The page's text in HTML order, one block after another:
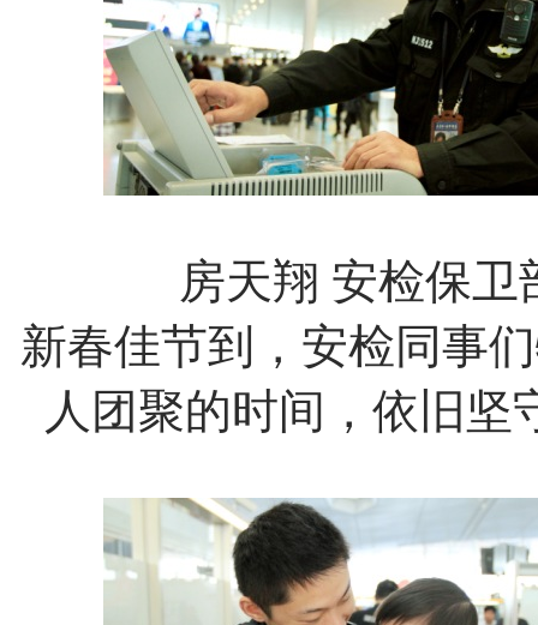
房天翔 安检保卫
新春佳节到，安检同事
人团聚的时间，依旧坚